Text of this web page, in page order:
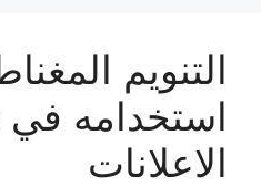
التنويم
استخدامه في
الاعلانات